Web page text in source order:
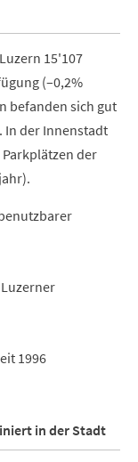
15'107
(–0,2%
befanden sich gut
In der Innenstadt
der
1996
in der Stadt